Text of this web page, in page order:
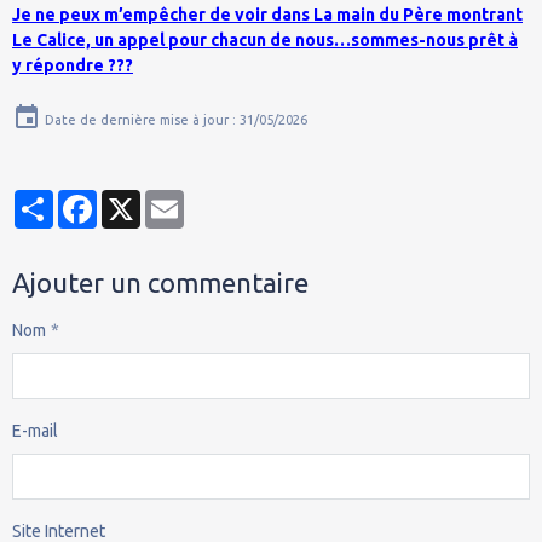
Je ne peux m’empêcher de voir dans La main du Père montrant
Le Calice, un appel pour chacun de nous…sommes-nous prêt à
y répondre ???
Date de dernière mise à jour : 31/05/2026
PartagerFacebook
X
Ajouter un commentaire
Nom
E-mail
Site Internet